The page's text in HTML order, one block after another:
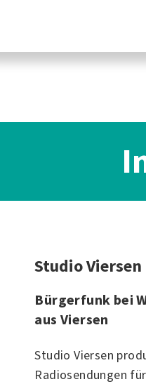
Studio Viersen
Bürgerfunk bei
aus Viersen
Studio Viersen
Radiosendungen